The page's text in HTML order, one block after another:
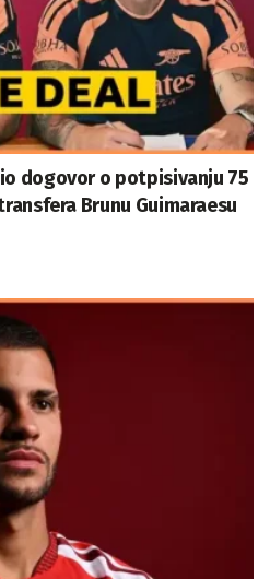
dogovor o potpisivanju 75
Brunu Guimaraesu